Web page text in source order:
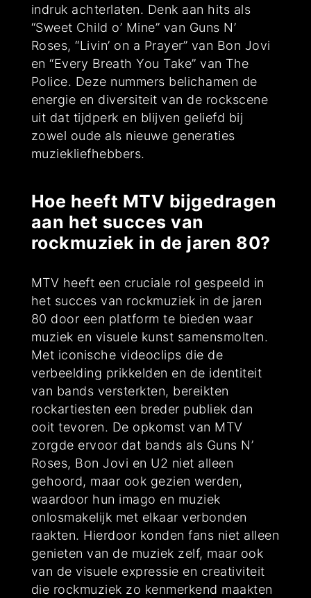
indruk achterlaten. Denk aan hits als
“Sweet Child o’ Mine” van Guns N’
Roses, “Livin’ on a Prayer” van Bon Jovi
en “Every Breath You Take” van The
Police. Deze nummers belichamen de
energie en diversiteit van de rockscene
uit dat tijdperk en blijven geliefd bij
zowel oude als nieuwe generaties
muziekliefhebbers.
Hoe heeft MTV bijgedragen
aan het succes van
rockmuziek in de jaren 80?
MTV heeft een cruciale rol gespeeld in
het succes van rockmuziek in de jaren
80 door een platform te bieden waar
muziek en visuele kunst samensmolten.
Met iconische videoclips die de
verbeelding prikkelden en de identiteit
van bands versterkten, bereikten
rockartiesten een breder publiek dan
ooit tevoren. De opkomst van MTV
zorgde ervoor dat bands als Guns N’
Roses, Bon Jovi en U2 niet alleen
gehoord, maar ook gezien werden,
waardoor hun imago en muziek
onlosmakelijk met elkaar verbonden
raakten. Hierdoor konden fans niet alleen
genieten van de muziek zelf, maar ook
van de visuele expressie en creativiteit
die rockmuziek zo kenmerkend maakten